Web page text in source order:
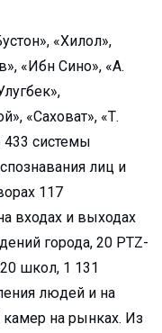
«Хилол»,
«Ибн Сино», «А.
«Саховат», «Т.
433 системы
лиц и
117
входах и выходах
города, 20 PTZ-
школ, 1 131
людей и на
камер на рынках. Из